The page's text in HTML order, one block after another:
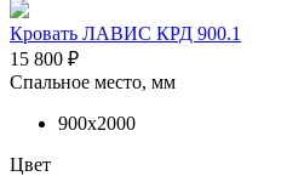
Кровать ЛАВИС КРД 900.1
15 800 ₽
Спальное место, мм
900х2000
Цвет